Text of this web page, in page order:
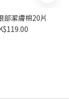
部潔膚棉20片